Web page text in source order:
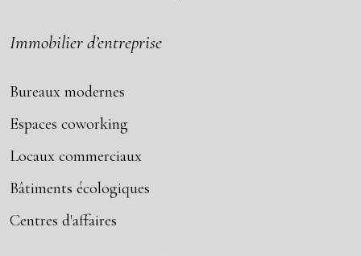
Immobilier d’entreprise
Bureaux modernes
Espaces coworking
Locaux commerciaux
Bâtiments écologiques
Centres d'affaires